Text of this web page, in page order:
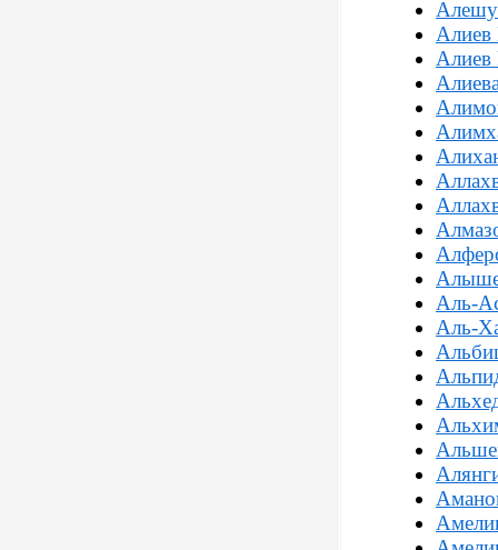
Алиев
Алиев
Аль-
Аль-